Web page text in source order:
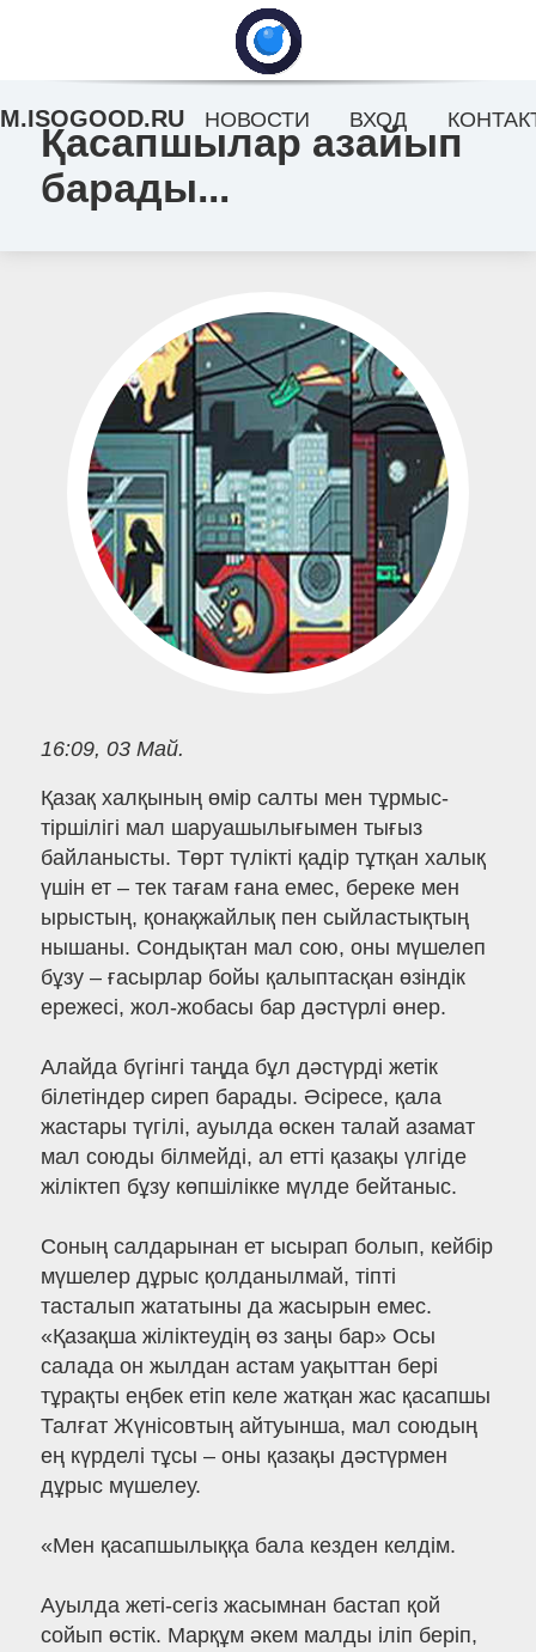
Қасапшылар азайып
барады...
16:09, 03 Май.
Қазақ халқының өмір салты мен тұрмыс-
тіршілігі мал шаруашылығымен тығыз
байланысты. Төрт түлікті қадір тұтқан халық
үшін ет – тек тағам ғана емес, береке мен
ырыстың, қонақжайлық пен сыйластықтың
нышаны. Сондықтан мал сою, оны мүшелеп
бұзу – ғасырлар бойы қалыптасқан өзіндік
ережесі, жол-жобасы бар дәстүрлі өнер.
Алайда бүгінгі таңда бұл дәстүрді жетік
білетіндер сиреп барады. Әсіресе, қала
жастары түгілі, ауылда өскен талай азамат
мал союды білмейді, ал етті қазақы үлгіде
жіліктеп бұзу көпшілікке мүлде бейтаныс.
Соның салдарынан ет ысырап болып, кейбір
мүшелер дұрыс қолданылмай, тіпті
тасталып жататыны да жасырын емес.
«Қазақша жіліктеудің өз заңы бар» Осы
салада он жылдан астам уақыттан бері
тұрақты еңбек етіп келе жатқан жас қасапшы
Талғат Жүнісовтың айтуынша, мал союдың
ең күрделі тұсы – оны қазақы дәстүрмен
дұрыс мүшелеу.
«Мен қасапшылыққа бала кезден келдім.
Ауылда жеті-сегіз жасымнан бастап қой
сойып өстік. Марқұм әкем малды іліп беріп,
M.ISOGOOD.RU НОВОСТИ ВХОД